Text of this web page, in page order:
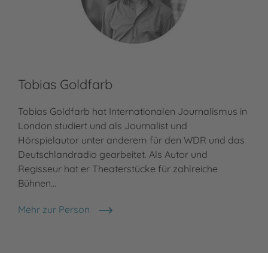
Tobias Goldfarb
Tobias Goldfarb hat Internationalen Journalismus in
London studiert und als Journalist und
Hörspielautor unter anderem für den WDR und das
Deutschlandradio gearbeitet. Als Autor und
Regisseur hat er Theaterstücke für zahlreiche
Bühnen…
Mehr zur Person
Tobias Goldfarb